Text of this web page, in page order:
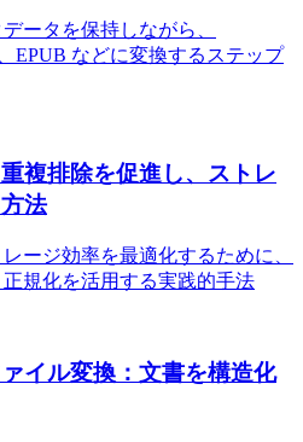
ータを保持しながら、
EPUB などに変換するステップ
複排除を促進し、ストレ
法
ージ効率を最適化するために、
規化を活用する実践的手法
イル変換：文書を構造化